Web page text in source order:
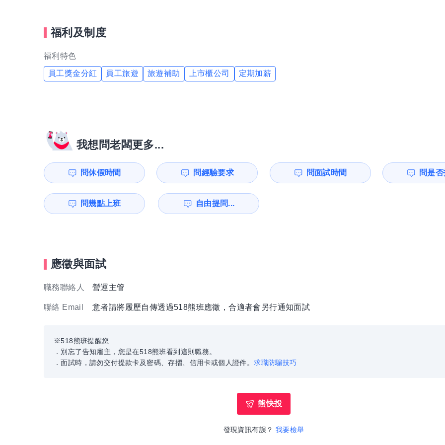
福利及制度
福利特色
員工獎金分紅 員工旅遊 旅遊補助 上市櫃公司 定期加薪
我想問老闆更多...
問休假時間 問經驗要求 問面試時間 問是
問幾點上班 自由提問...
應徵與面試
職務聯絡人 營運主管
聯絡 Email 意者請將履歷自傳透過518熊班應徵，合適者會另行通知面試
※518熊班提醒您
．別忘了告知雇主，您是在518熊班看到這則職務。
．面試時，請勿交付提款卡及密碼、存摺、信用卡或個人證件。求職防騙技巧
熊快投
發現資訊有誤？ 我要檢舉